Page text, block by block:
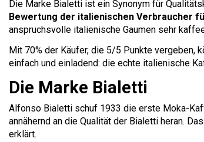
Die Marke Bialetti ist ein Synonym für
Bewertung der italienischen Verbraucher
anspruchsvolle italienische Gaumen sehr
Mit 70% der Käufer, die 5/5 Punkte vergeben,
einfach und einladend: die echte italienische
Die Marke Bialetti
Alfonso Bialetti schuf 1933 die erste Moka-
annähernd an die Qualität der Bialetti heran.
erklärt.